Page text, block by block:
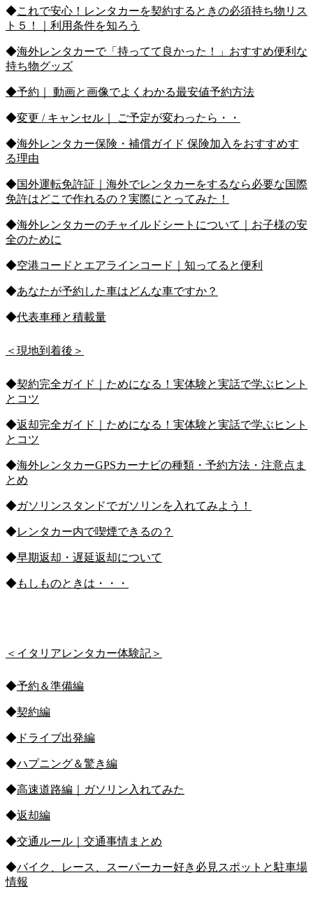
◆これで安心！レンタカーを契約するときの必須持ち物リス
ト５！｜利用条件を知ろう
◆海外レンタカーで「持ってて良かった！」おすすめ便利な
持ち物グッズ
◆予約｜ 動画と画像でよくわかる最安値予約方法
◆変更 / キャンセル｜ ご予定が変わったら・・
◆海外レンタカー保険・補償ガイド 保険加入をおすすめす
る理由
◆国外運転免許証｜海外でレンタカーをするなら必要な国際
免許はどこで作れるの？実際にとってみた！
◆海外レンタカーのチャイルドシートについて｜お子様の安
全のために
◆空港コードとエアラインコード｜知ってると便利
◆あなたが予約した車はどんな車ですか？
◆代表車種と積載量
＜現地到着後＞
◆契約完全ガイド｜ためになる！実体験と実話で学ぶヒント
とコツ
◆返却完全ガイド｜ためになる！実体験と実話で学ぶヒント
とコツ
◆海外レンタカーGPSカーナビの種類・予約方法・注意点ま
とめ
◆ガソリンスタンドでガソリンを入れてみよう！
◆レンタカー内で喫煙できるの？
◆早期返却・遅延返却について
◆もしものときは・・・
＜イタリアレンタカー体験記＞
◆予約＆準備編
◆契約編
◆ ドライブ出発編
◆ハプニング＆驚き編
◆高速道路編｜ガソリン入れてみた
◆返却編
◆交通ルール｜交通事情まとめ
◆バイク、レース、スーパーカー好き必見スポットと駐車場
情報